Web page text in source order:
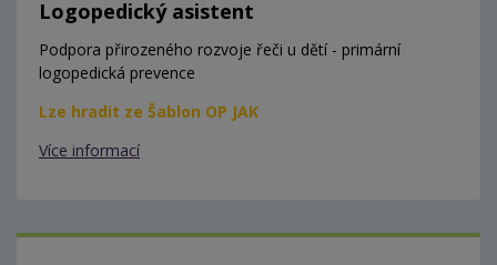
Logopedický asistent
Podpora přirozeného rozvoje řeči u dětí - primární
logopedická prevence
Lze hradit ze Šablon OP JAK
Více informací